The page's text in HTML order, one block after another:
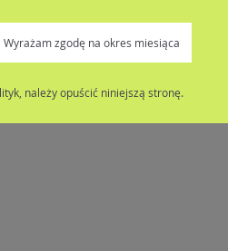
Wyrażam zgodę na okres miesiąca
należy opuścić niniejszą stronę.